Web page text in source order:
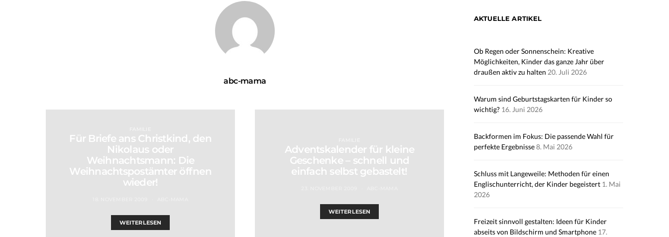
abc-mama
FAMILIE
Für Briefe ans Christkind, den
Nikolaus oder
Weihnachtsmann: Die
Weihnachtspostämter öffnen
wieder!
WEITERLESEN
FAMILIE
Adventskalender für kleine
Geschenke – schnell und
einfach selbst gebastelt!
WEITERLESEN
AKTUELLE ARTIKEL
Ob Regen oder Sonnenschein: Kreative
Möglichkeiten, Kinder das ganze Jahr über
draußen aktiv zu halten 20. Juli 2026
Warum sind Geburtstagskarten für Kinder so
wichtig? 16. Juni 2026
Backformen im Fokus: Die passende Wahl für
perfekte Ergebnisse8. Mai 2026
Schluss mit Langeweile: Methoden für einen
Englischunterricht, der Kinder begeistert 1. Mai
2026
Freizeit sinnvoll gestalten: Ideen für Kinder
abseits von Bildschirm und Smartphone 17.